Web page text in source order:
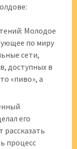
Молодое
по миру
сети,
доступных в
«пиво», а
его
рассказать
процесс